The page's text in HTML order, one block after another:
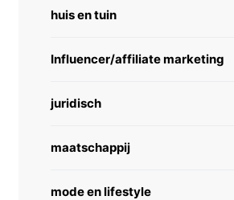
huis en tuin
Influencer/affiliate marketing
juridisch
maatschappij
mode en lifestyle